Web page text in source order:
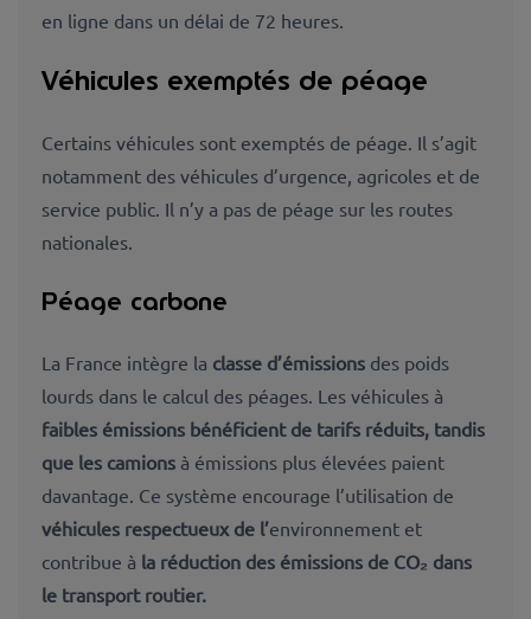
en ligne dans un délai de 72 heures.
Véhicules exemptés de péage
Certains véhicules sont exemptés de péage. Il s’agit
notamment des véhicules d’urgence, agricoles et de
service public. Il n’y a pas de péage sur les routes
nationales.
Péage carbone
La France intègre la classe d’émissions des poids
lourds dans le calcul des péages. Les véhicules à
faibles émissions bénéficient de tarifs réduits, tandis
que les camions à émissions plus élevées paient
davantage. Ce système encourage l’utilisation de
véhicules respectueux de l’environnement et
contribue à la réduction des émissions de CO₂ dans
le transport routier.